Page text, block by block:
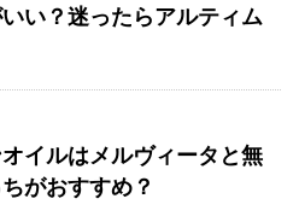
い？迷ったらアルティム
イルはメルヴィータと無
がおすすめ？